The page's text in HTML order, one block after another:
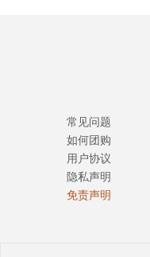
常见问题
如何团购
用户协议
隐私声明
免责声明